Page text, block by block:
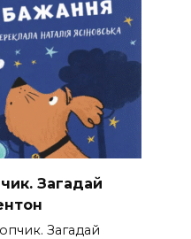
Загадай
Загадай